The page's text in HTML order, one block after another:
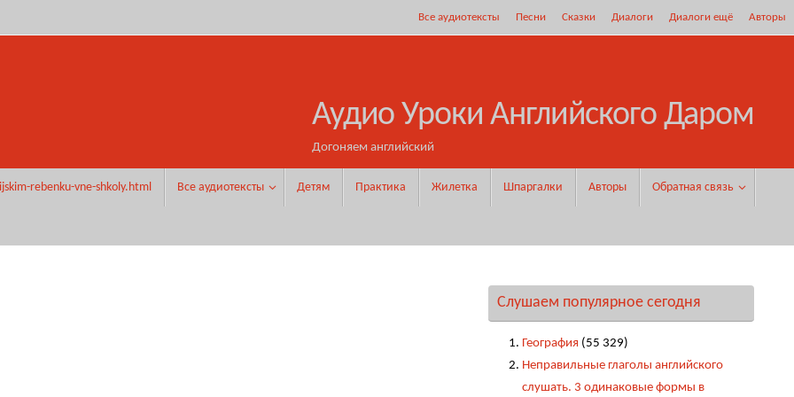
Все аудиотексты Песни Сказки Диалоги Диалоги ещё Авторы
Аудио Уроки Английского Даром
Догоняем английский
rebenku-vne-shkoly.html Все аудиотексты Детям Практика Жилетка Шпаргалки Авторы Обратная связь
Слушаем популярное сегодня
География (55 329)
Неправильные глаголы английского
слушать. 3 одинаковые формы в